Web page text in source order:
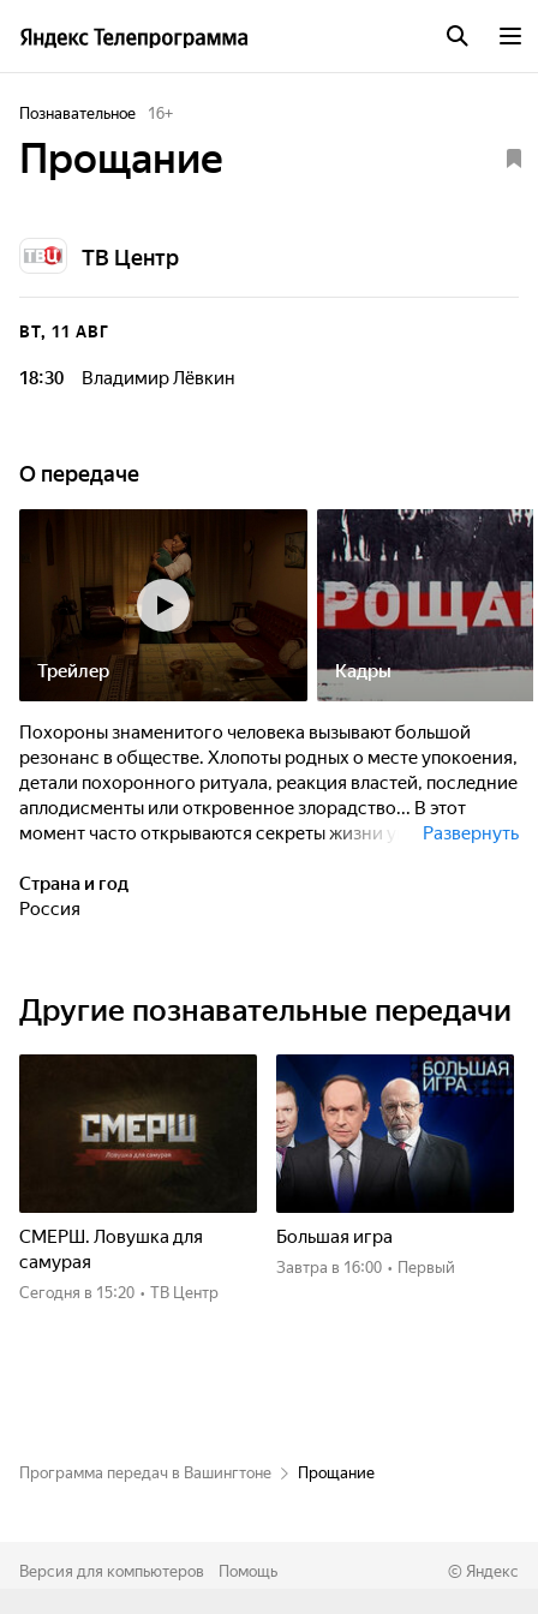
Познавательное 16+
Прощание
ТВ Центр
ВТ, 11 АВГ
18:30 Владимир Лёвкин
сольную карьеру... Но вскоре началась борьба со
коллеги, было уже не до новых песен. Обретя наконец-то
личное счастье, стареющий секс-символ решился на
пластическую операцию. И через полгода его не стало.
О передаче
Трейлер Кадры
Похороны знаменитого человека вызывают большой
резонанс в обществе. Хлопоты родных о месте упокоения,
детали похоронного ритуала, реакция властей, последние
аплодисменты или откровенное злорадство... В этот
момент часто открываются секреты жизни ушедшего: на
любовницы, внебрачные дети, обнародуются
неожиданные завещания, выясняются тщательно
Развернуть
Страна и год
Россия
Другие познавательные передачи
СМЕРШ. Ловушка для
самурая
Сегодня в 15:20 • ТВ Центр
Большая игра
Завтра в 16:00 • Первый
Программа передач в Вашингтоне Прощание
Версия для компьютеров Помощь © Яндекс